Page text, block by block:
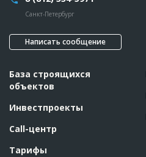
Санкт-Петербург
Написать сообщение
База строящихся
объектов
Инвестпроекты
Call-центр
Тарифы